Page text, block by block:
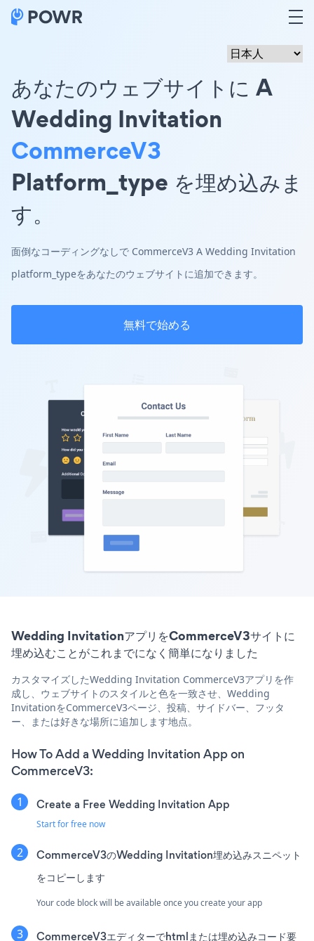
あなたのウェブサイトに A
Wedding Invitation
CommerceV3
Platform_type を埋め込みま
す。
面倒なコーディングなしで CommerceV3 A Wedding Invitation
platform_typeをあなたのウェブサイトに追加できます。
無料で始める
Wedding InvitationアプリをCommerceV3サイトに
埋め込むことがこれまでになく簡単になりました
カスタマイズしたWedding Invitation CommerceV3アプリを作
成し、ウェブサイトのスタイルと色を一致させ、Wedding
InvitationをCommerceV3ページ、投稿、サイドバー、フッタ
ー、または好きな場所に追加します地点。
How To Add a Wedding Invitation App on
CommerceV3:
Create a Free Wedding Invitation App
Start for free now
CommerceV3のWedding Invitation埋め込みスニペット
をコピーします
Your code block will be available once you create your app
CommerceV3エディターでhtmlまたは埋め込みコード要